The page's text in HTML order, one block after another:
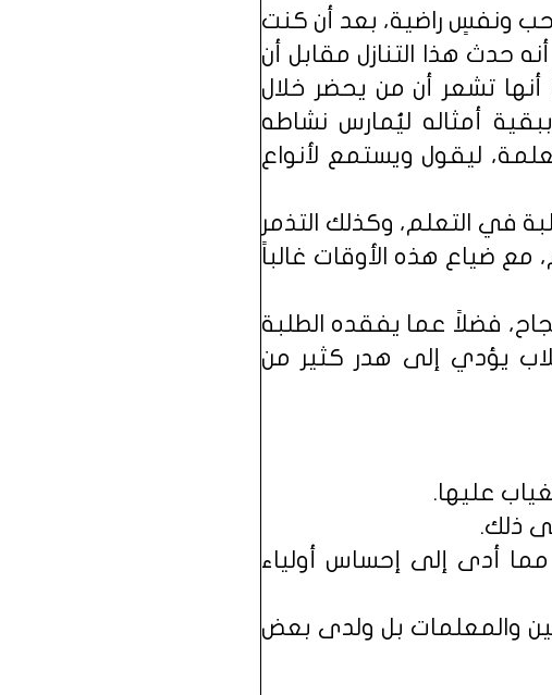
ونفسٍ راضية، بعد أن كنت
حدث هذا التنازل مقابل أن
تشعر أن من يحضر خلال
أمثاله ليُمارس نشاطه
ليقول ويستمع لأنواع
في التعلم، وكذلك التذمر
مع ضياع هذه الأوقات غالباً
فضلاً عما يفقده الطلبة
يؤدي إلى هدر كثير من
مما أدى إلى إحساس أولياء
والمعلمات بل ولدى بعض